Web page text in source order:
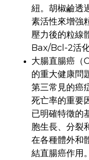
紐。胡椒鹼透
素活性來增強
壓力後的粒線
Bax/Bcl-2活
大腸直腸癌
的重大健康問
第三常見的癌
死亡率的重要
已明確特徵的
胞生長、分裂
在各種體外和
結直腸癌作用